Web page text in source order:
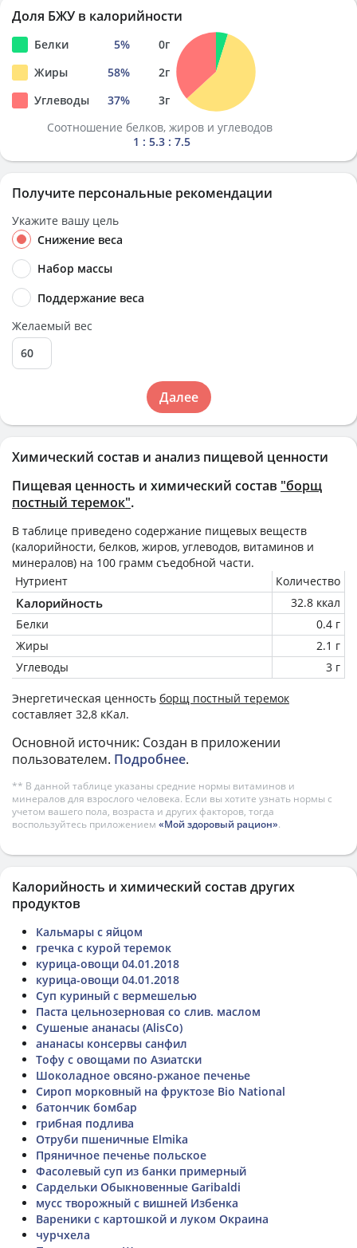
Химический состав и анализ пищевой ценности
Пищевая ценность и химический состав "борщ
постный теремок".
В таблице приведено содержание пищевых веществ
(калорийности, белков, жиров, углеводов, витаминов и
минералов) на 100 грамм съедобной части.
Нутриент
Количество
Калорийность
32.8 ккал
Белки
0.4 г
Жиры
2.1 г
Углеводы
3 г
Энергетическая ценность борщ постный теремок
составляет 32,8 кКал.
Основной источник: Создан в приложении
пользователем. Подробнее.
** В данной таблице указаны средние нормы витаминов и
минералов для взрослого человека. Если вы хотите узнать нормы с
учетом вашего пола, возраста и других факторов, тогда
воспользуйтесь приложением «Мой здоровый рацион».
Доля БЖУ в калорийности
Белки 5% 0г
Жиры
58% 2г
Углеводы
37% 3г
Соотношение белков, жиров и углеводов
1 : 5.3 : 7.5
Получите персональные рекомендации
Укажите вашу цель
Снижение веса
Набор массы
Поддержание веса
Желаемый вес
Далее
Калорийность и химический состав других
продуктов
Кальмары с яйцом
гречка с курой теремок
курица-овощи 04.01.2018
курица-овощи 04.01.2018
Суп куриный с вермешелью
Паста цельнозерновая со слив. маслом
Сушеные ананасы (AlisCo)
ананасы консервы санфил
Тофу с овощами по Азиатски
Шоколадное овсяно-ржаное печенье
Сироп морковный на фруктозе Bio National
батончик бомбар
грибная подлива
Отруби пшеничные Elmika
Пряничное печенье польское
Фасолевый суп из банки примерный
Сардельки Обыкновенные Garibaldi
мусс творожный с вишней Избенка
Вареники с картошкой и луком Окраина
чурчхела